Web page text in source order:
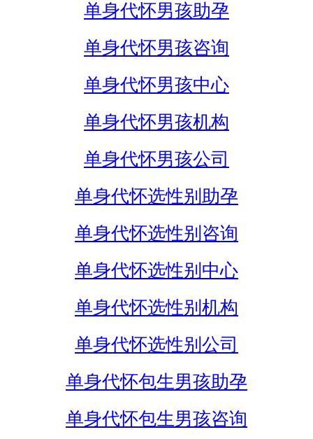
单身代怀男孩助孕
单身代怀男孩咨询
单身代怀男孩中心
单身代怀男孩机构
单身代怀男孩公司
单身代怀选性别助孕
单身代怀选性别咨询
单身代怀选性别中心
单身代怀选性别机构
单身代怀选性别公司
单身代怀包生男孩助孕
单身代怀包生男孩咨询